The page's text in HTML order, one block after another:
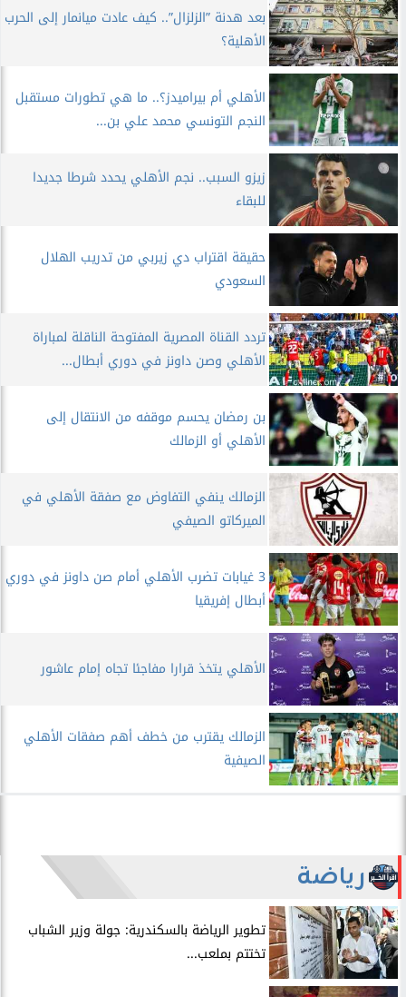
بعد هدنة ”الزلزال”.. كيف عادت ميانمار إلى الحرب
الأهلية؟
الأهلي أم بيراميدز؟.. ما هي تطورات مستقبل
النجم التونسي محمد علي بن...
زيزو السبب.. نجم الأهلي يحدد شرطا جديدا
للبقاء
حقيقة اقتراب دي زيربي من تدريب الهلال
السعودي
تردد القناة المصرية المفتوحة الناقلة لمباراة
الأهلي وصن داونز في دوري أبطال...
بن رمضان يحسم موقفه من الانتقال إلى
الأهلي أو الزمالك
الزمالك ينفي التفاوض مع صفقة الأهلي في
الميركاتو الصيفي
3 غيابات تضرب الأهلي أمام صن داونز في دوري
أبطال إفريقيا
الأهلي يتخذ قرارا مفاجئا تجاه إمام عاشور
الزمالك يقترب من خطف أهم صفقات الأهلي
الصيفية
رياضة
​تطوير الرياضة بالسكندرية: جولة وزير الشباب
تختتم بملعب...